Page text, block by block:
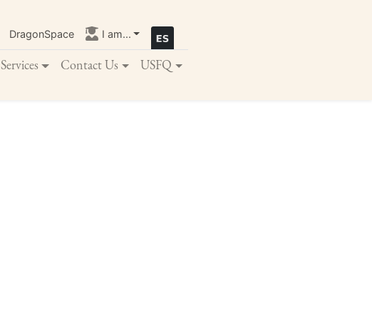
DragonSpace I am...
Services Contact Us USFQ